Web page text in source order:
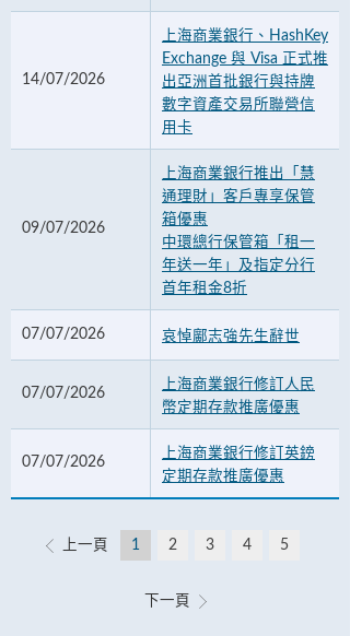
14/07/2026
上海商業銀行、HashKey
Exchange 與 Visa 正式推
出亞洲首批銀行與持牌
數字資產交易所聯營信
用卡
09/07/2026
上海商業銀行推出「慧
通理財」客戶專享保管
箱優惠
中環總行保管箱「租一
年送一年」及指定分行
首年租金8折
07/07/2026 哀悼鄺志強先生辭世
07/07/2026
上海商業銀行修訂人民
幣定期存款推廣優惠
07/07/2026
上海商業銀行修訂英鎊
定期存款推廣優惠
上一頁 1 2 3 4 5
下一頁